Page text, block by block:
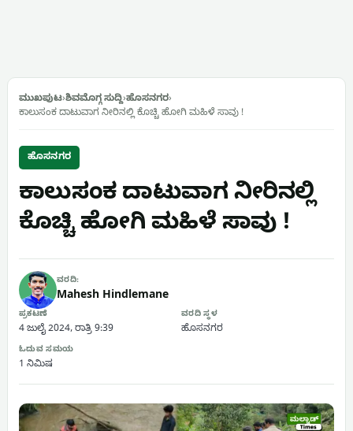
ಮುಖಪುಟ›ಶಿವಮೊಗ್ಗ ಸುದ್ದಿ›ಹೊಸನಗರ›
ಕಾಲುಸಂಕ ದಾಟುವಾಗ ನೀರಿನಲ್ಲಿ ಕೊಚ್ಚಿ ಹೋಗಿ ಮಹಿಳೆ ಸಾವು !
ಹೊಸನಗರ
ಕಾಲುಸಂಕ ದಾಟುವಾಗ ನೀರಿನಲ್ಲಿ
ಕೊಚ್ಚಿ ಹೋಗಿ ಮಹಿಳೆ ಸಾವು !
ವರದಿ:
Mahesh Hindlemane
ಪ್ರಕಟಣೆ
4 ಜುಲೈ 2024, ರಾತ್ರಿ 9:39
ವರದಿ ಸ್ಥಳ
ಹೊಸನಗರ
ಓದುವ ಸಮಯ
1 ನಿಮಿಷ